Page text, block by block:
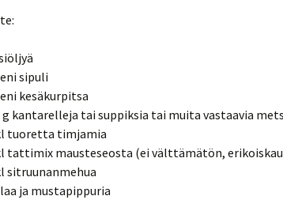
sipuli
kesäkurpitsa
g kantarelleja tai suppiksia tai muita vastaavia
tuoretta timjamia
tattimix mausteseosta (ei välttämätön,
sitruunanmehua
ja mustapippuria